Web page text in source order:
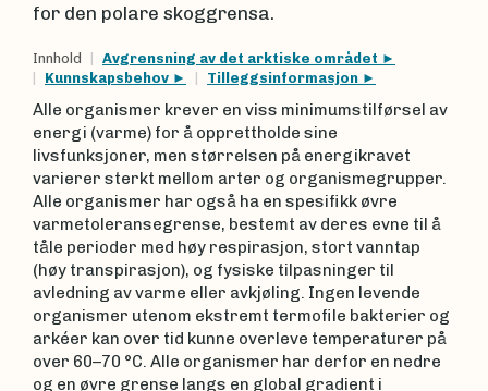
for den polare skoggrensa.
Innhold
Avgrensning av det arktiske området
Kunnskapsbehov
Tilleggsinformasjon
Alle organismer krever en viss minimumstilførsel av
energi (varme) for å opprettholde sine
livsfunksjoner, men størrelsen på energikravet
varierer sterkt mellom arter og organismegrupper.
Alle organismer har også ha en spesifikk øvre
varmetoleransegrense, bestemt av deres evne til å
tåle perioder med høy respirasjon, stort vanntap
(høy transpirasjon), og fysiske tilpasninger til
avledning av varme eller avkjøling. Ingen levende
organismer utenom ekstremt termofile bakterier og
arkéer kan over tid kunne overleve temperaturer på
over 60–70 °C. Alle organismer har derfor en nedre
og en øvre grense langs en global gradient i